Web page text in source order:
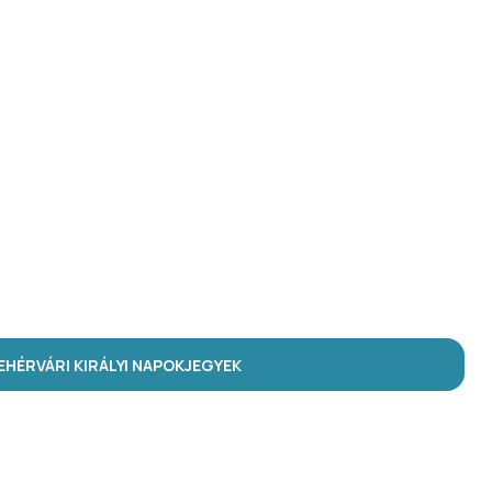
KIRÁLYI NAPOKJEGYEK